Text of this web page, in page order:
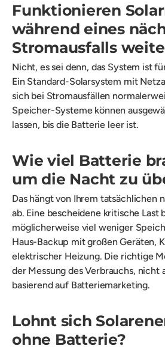
Funktionieren
während eines
Stromausfalls
Nicht, es sei denn, das System ist
Ein Standard-Solarsystem mit
sich bei Stromausfällen
Speicher-Systeme können
lassen, bis die Batterie leer ist.
Wie viel Batterie
um die Nacht zu
Das hängt von Ihrem tatsächlichen
ab. Eine bescheidene kritische Last
möglicherweise viel weniger
Haus-Backup mit großen Geräten,
elektrischer Heizung. Die richtige
der Messung des Verbrauchs, nicht
basierend auf Batteriemarketing.
Lohnt sich
ohne Batterie?